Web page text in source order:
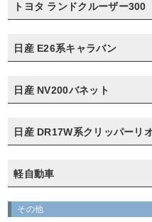
トヨタ ランドクルーザー300
日産 E26系キャラバン
日産 NV200バネット
日産 DR17W系クリッパーリ
軽自動車
その他